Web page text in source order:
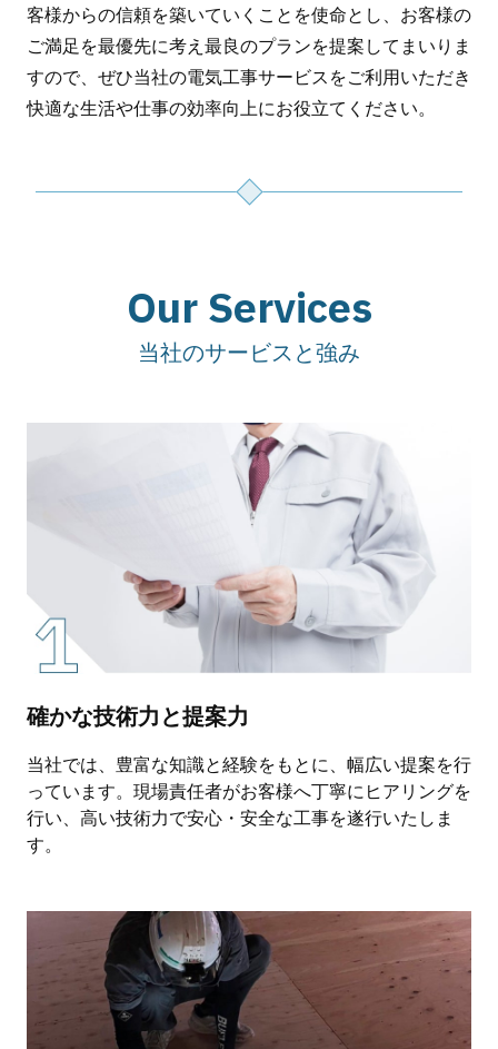
客様からの信頼を築いていくことを使命とし、お客様の
ご満足を最優先に考え最良のプランを提案してまいりま
すので、ぜひ当社の電気工事サービスをご利用いただき
快適な生活や仕事の効率向上にお役立てください。
Our Services
当社のサービスと強み
確かな技術力と提案力
当社では、豊富な知識と経験をもとに、幅広い提案を行
っています。現場責任者がお客様へ丁寧にヒアリングを
行い、高い技術力で安心・安全な工事を遂行いたしま
す。